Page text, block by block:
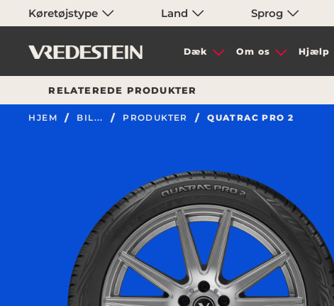
Køretøjstype Land Sprog
Dæk Om os Hjælp
RELATEREDE PRODUKTER
HJEM BIL... PRODUKTER QUATRAC PRO 2